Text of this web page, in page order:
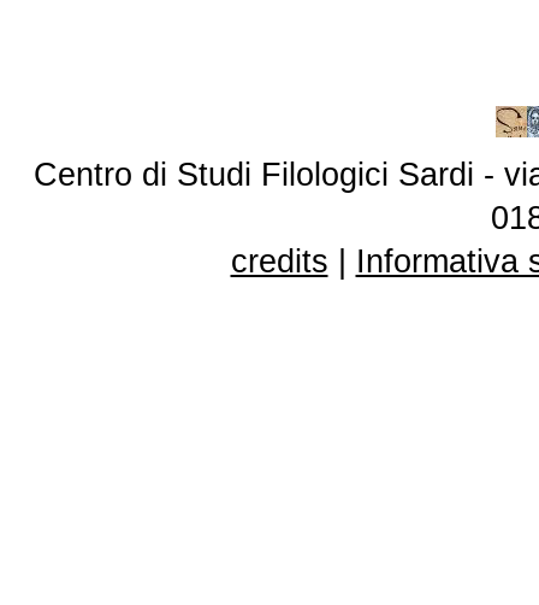
Centro di Studi Filologici Sardi -
credits
Informativa